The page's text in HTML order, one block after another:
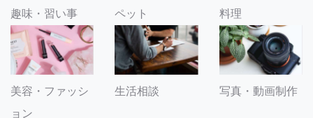
趣味・習い事 ペット 料理
美容・ファッシ
ョン
生活相談 写真・動画制作